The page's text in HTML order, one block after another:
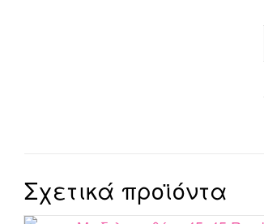
Σχετικά προϊόντα